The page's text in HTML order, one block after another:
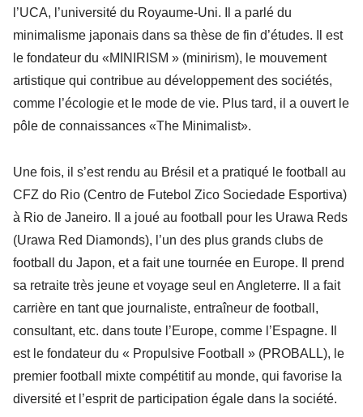
l’UCA, l’université du Royaume-Uni. Il a parlé du
minimalisme japonais dans sa thèse de fin d’études. Il est
le fondateur du «MINIRISM » (minirism), le mouvement
artistique qui contribue au développement des sociétés,
comme l’écologie et le mode de vie. Plus tard, il a ouvert le
pôle de connaissances «The Minimalist».
Une fois, il s’est rendu au Brésil et a pratiqué le football au
CFZ do Rio (Centro de Futebol Zico Sociedade Esportiva)
à Rio de Janeiro. Il a joué au football pour les Urawa Reds
(Urawa Red Diamonds), l’un des plus grands clubs de
football du Japon, et a fait une tournée en Europe. Il prend
sa retraite très jeune et voyage seul en Angleterre. Il a fait
carrière en tant que journaliste, entraîneur de football,
consultant, etc. dans toute l’Europe, comme l’Espagne. Il
est le fondateur du « Propulsive Football » (PROBALL), le
premier football mixte compétitif au monde, qui favorise la
diversité et l’esprit de participation égale dans la société.